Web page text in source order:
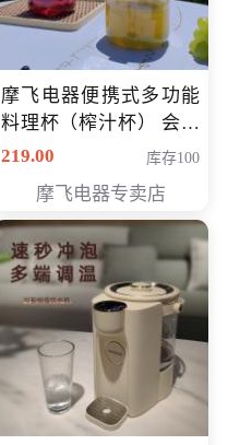
摩飞电器便携式多功能
料理杯（榨汁杯） 会员
专享价118元
219.00 库存100
摩飞电器专卖店